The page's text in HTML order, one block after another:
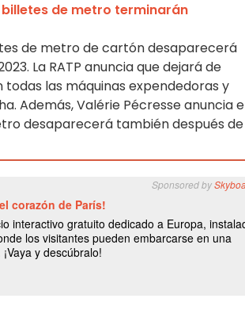
de metro terminarán
de metro de cartón desaparecerá
La RATP anuncia que dejará de
las máquinas expendedoras y
Además, Valérie Pécresse anuncia
desaparecerá también después de